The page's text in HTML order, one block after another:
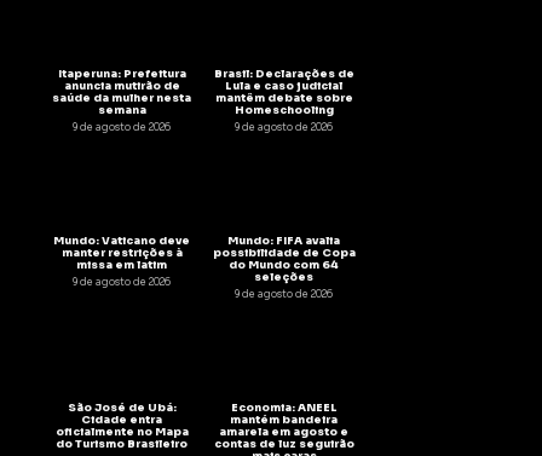
Itaperuna: Prefeitura
anuncia mutirão de
saúde da mulher nesta
semana
9 de agosto de 2026
Brasil: Declarações de
Lula e caso judicial
mantêm debate sobre
Homeschooling
9 de agosto de 2026
Mundo: Vaticano deve
manter restrições à
missa em latim
9 de agosto de 2026
Mundo: FIFA avalia
possibilidade de Copa
do Mundo com 64
seleções
9 de agosto de 2026
São José de Ubá:
Cidade entra
oficialmente no Mapa
do Turismo Brasileiro
Economia: ANEEL
mantém bandeira
amarela em agosto e
contas de luz seguirão